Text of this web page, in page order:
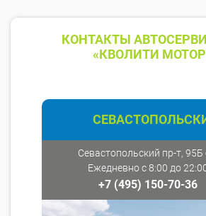
КОНТАКТЫ
«КВОЛИТИ
Севастопольский пр-т, 95Б
Ежедневно с 8:00 до
+7 (495) 150-70-36